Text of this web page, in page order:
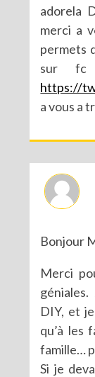
adorela
merci a
permets
sur fc
https://
a vous a
Bonjour
Merci
DIY, et
qu’à les
famille…
Si je